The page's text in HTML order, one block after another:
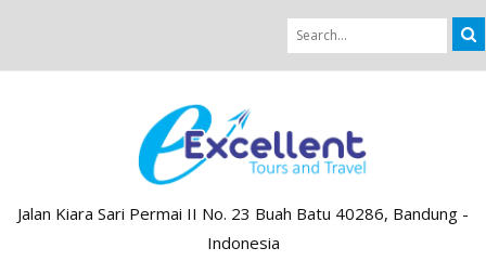
Jalan Kiara Sari Permai II No. 23 Buah Batu 40286, Bandung -
Indonesia